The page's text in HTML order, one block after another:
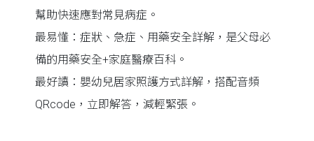
幫助快速應對常見病症。
最易懂：症狀、急症、用藥安全詳解，是父母必
備的用藥安全+家庭醫療百科。
最好讀：嬰幼兒居家照護方式詳解，搭配音頻
QRcode，立即解答，減輕緊張。